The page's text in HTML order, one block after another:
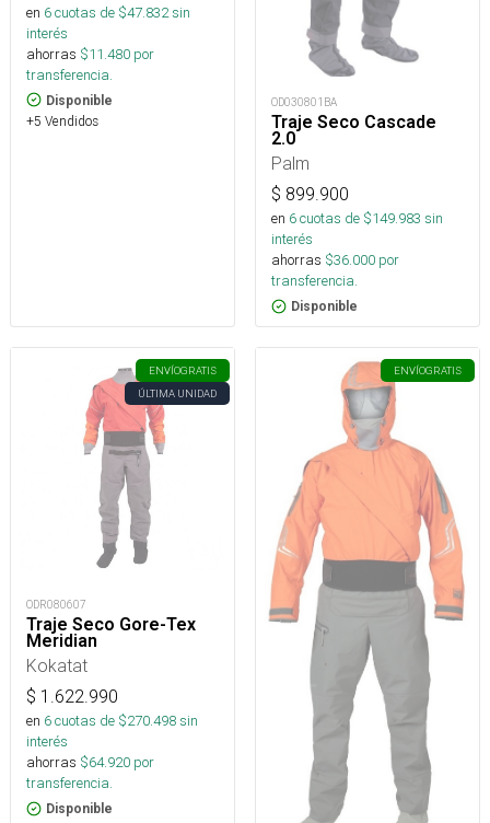
en 6cuotas de $47.832sin
interés
ahorras $11.480 por
transferencia.
Disponible
+5 Vendidos
OD030801BA
Traje Seco Cascade
2.0
Palm
$ 899.900
en 6cuotas de $149.983 sin
interés
ahorras $36.000 por
transferencia.
Disponible
ENVÍOGRATIS
ÚLTIMA UNIDAD
ODR080607
Traje Seco Gore-Tex
Meridian
Kokatat
$ 1.622.990
en 6cuotas de $270.498sin
interés
ahorras $64.920 por
transferencia.
Disponible
ENVÍOGRATIS